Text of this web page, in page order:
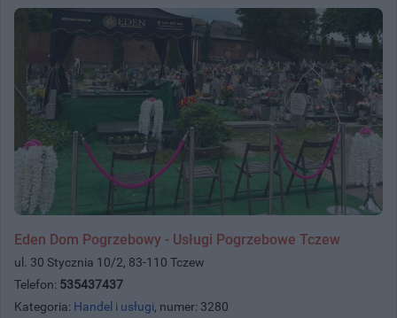
Eden Dom Pogrzebowy - Usługi Pogrzebowe Tczew
ul. 30 Stycznia 10/2, 83-110 Tczew
Telefon: 535437437
Kategoria: Handel i usługi, numer: 3280